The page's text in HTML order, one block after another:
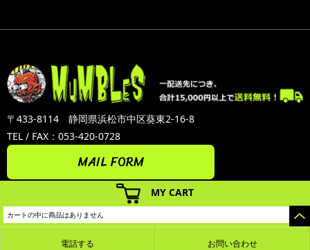
MY CART
カートの中に商品はありません
〒433-8114 静岡県浜松市中区葵東2-16-8
TEL / FAX：053-420-0728
MAIL FORM
カラーミーショップ Copyright (C) 2005-2026 GMOペパボ株式会社All Rights Reserved.
電話する お問い合わせ